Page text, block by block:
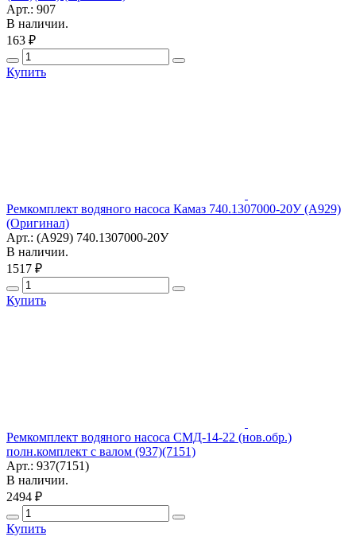
Арт.: 907
В наличии.
163 ₽
Купить
Ремкомплект водяного насоса Камаз 740.1307000-20У (А929)
(Оригинал)
Арт.: (А929) 740.1307000-20У
В наличии.
1517 ₽
Купить
Ремкомплект водяного насоса СМД-14-22 (нов.обр.)
полн.комплект с валом (937)(7151)
Арт.: 937(7151)
В наличии.
2494 ₽
Купить